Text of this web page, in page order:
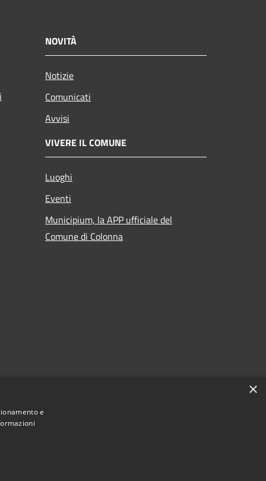
NOVITÀ
Notizie
Comunicati
Avvisi
VIVERE IL COMUNE
Luoghi
Eventi
Municipium, la APP ufficiale del
Comune di Colonna
×
e